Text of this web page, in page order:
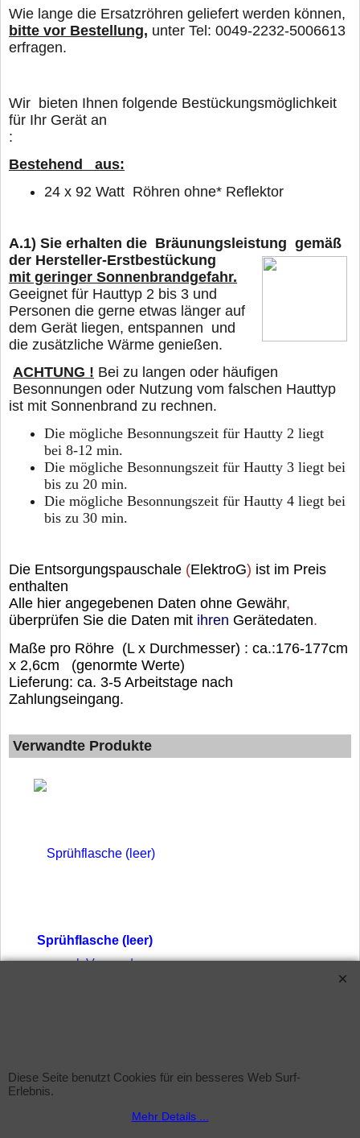
Wie lange die Ersatzröhren geliefert werden können,
bitte vor Bestellung, unter Tel: 0049-2232-5006613
erfragen.
Wir bieten Ihnen folgende Bestückungsmöglichkeit
für Ihr Gerät an
Bestehend aus:
24 x 92 Watt Röhren ohne* Reflektor
A.1) Sie erhalten die Bräunungsleistung gemäß
der Hersteller-Erstbestückung
mit geringer Sonnenbrandgefahr.
Geeignet für Hauttyp 2 bis 3 und
Personen die gerne etwas länger auf
dem Gerät liegen, entspannen und
die zusätzliche Wärme genießen.
ACHTUNG ! Bei zu langen oder häufigen
Besonnungen oder Nutzung vom falschen Hauttyp
ist mit Sonnenbrand zu rechnen.
Die mögliche Besonnungszeit für Hautty 2 liegt
bei 8-12 min.
Die mögliche Besonnungszeit für Hautty 3 liegt bei
bis zu 20 min.
Die mögliche Besonnungszeit für Hautty 4 liegt bei
bis zu 30 min.
Die Entsorgungspauschale (ElektroG) ist im Preis
enthalten
Alle hier angegebenen Daten ohne Gewähr,
überprüfen Sie die Daten mit ihren Gerätedaten.
Maße pro Röhre (L x Durchmesser) : ca.:176-177cm
x 2,6cm (genormte Werte)
Lieferung: ca. 3-5 Arbeitstage nach
Zahlungseingang.
Verwandte Produkte
Sprühflasche (leer)
zzgl. Versand
WebShop erstellt mit ShopFactory Shop Software.
Diese Seite benutzt Cookies für ein besseres Web Surf-
Erlebnis.
Mehr Details ...